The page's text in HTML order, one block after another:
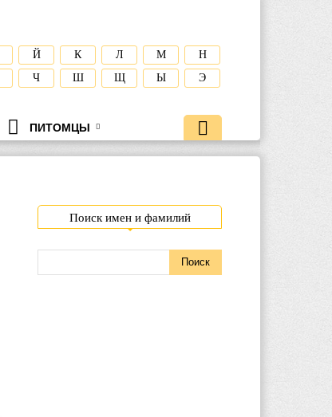
Й К Л М
Н
Ч Ш Щ Ы
Э
ПИТОМЦЫ
Поиск имен и фамилий